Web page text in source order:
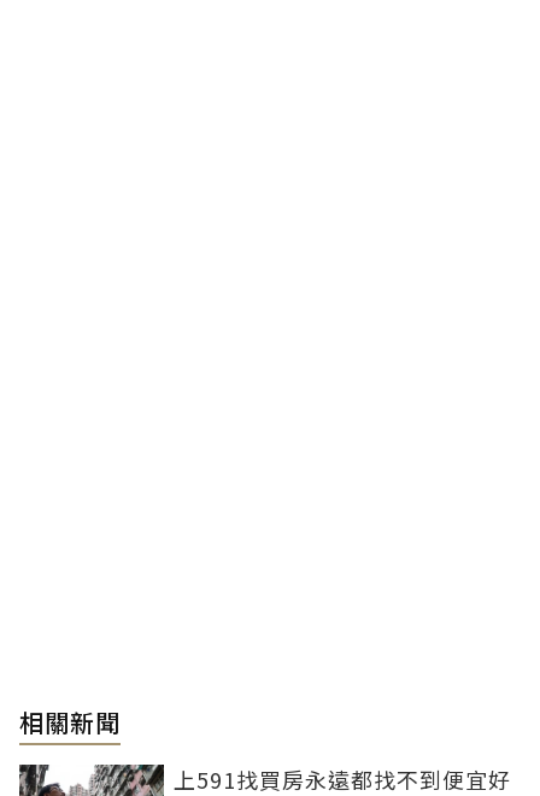
相關新聞
上591找買房永遠都找不到便宜好